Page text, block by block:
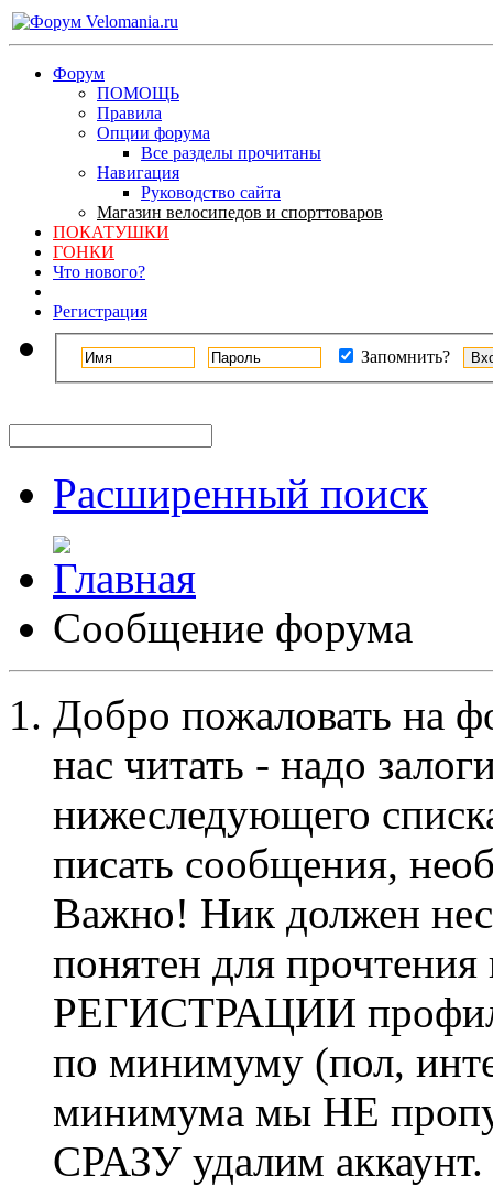
Форум
ПОМОЩЬ
Правила
Опции форума
Все разделы прочитаны
Навигация
Руководство сайта
Магазин велосипедов и спорттоваров
ПОКАТУШКИ
ГОНКИ
Что нового?
Регистрация
Запомнить?
Расширенный поиск
Сообщение форума
Добро пожаловать на
нас читать - надо
нижеследующего
писать сообщения,
Важно! Ник должен
понятен для
РЕГИСТРАЦИИ профиль
по минимуму (пол,
минимума мы НЕ
СРАЗУ удалим